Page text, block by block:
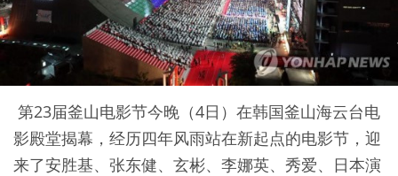
第23届釜山电影节今晚（4日）在韩国釜山海云台电
影殿堂揭幕，经历四年风雨站在新起点的电影节，迎
来了安胜基、张东健、玄彬、李娜英、秀爱、日本演